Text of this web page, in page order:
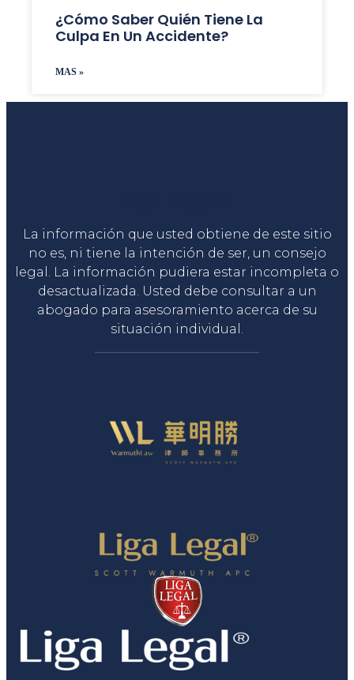
¿Cómo Saber Quién Tiene La
Culpa En Un Accidente?
MAS »
La información que usted obtiene de este sitio
no es, ni tiene la intención de ser, un consejo
legal. La información pudiera estar incompleta o
desactualizada. Usted debe consultar a un
abogado para asesoramiento acerca de su
situación individual.